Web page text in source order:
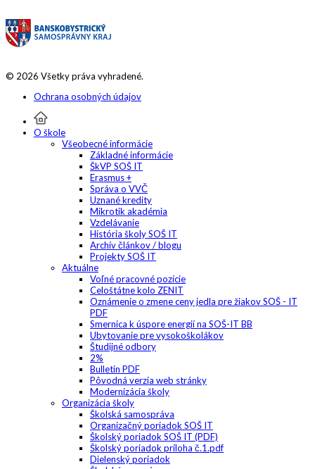
© 2026 Všetky práva vyhradené.
Ochrana osobných údajov
O škole
Všeobecné informácie
Základné informácie
ŠkVP SOŠ IT
Erasmus +
Správa o VVČ
Uznané kredity
Mikrotik akadémia
Vzdelávanie
História školy SOŠ IT
Archív článkov / blogu
Projekty SOŠ IT
Aktuálne
Voľné pracovné pozície
Celoštátne kolo ZENIT
Oznámenie o zmene ceny jedla pre žiakov SOŠ - IT
PDF
Smernica k úspore energií na SOŠ-IT BB
Ubytovanie pre vysokoškolákov
Študijné odbory
2%
Bulletin PDF
Pôvodná verzia web stránky
Modernizácia školy
Organizácia školy
Školská samospráva
Organizačný poriadok SOŠ IT
Školský poriadok SOŠ IT (PDF)
Školský poriadok príloha č.1.pdf
Dielenský poriadok